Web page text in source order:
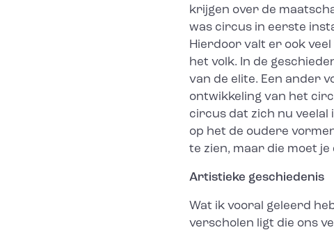
krijgen over de
was circus in eerste
Hierdoor valt er ook
het volk. In de
van de elite. Een ander
ontwikkeling van het
circus dat zich nu veelal
op het de oudere
te zien, maar die moet je
Artistieke geschiedenis
Wat ik vooral geleerd
verscholen ligt die ons